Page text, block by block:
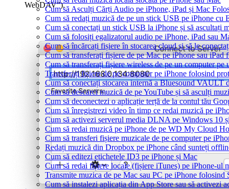
Cum să Asculți Cărți Audio pe iPhone, iPad și Mac
Cum să redați muzică de pe un stick USB pe iPhone cu
Cum să conectați un stick USB la iPhone și să ascultați
Cum să folosiți egalizatorul audio pe iPhone, iPad sau
Cum să încărcați fișiere în stocarea cloud și să le
Cum să transferați fișiere de pe Mac pe iPhone sau iPad
Cum să transferați fișiere wireless de pe un computer
Transferați fișiere de pe computer pe iPhone folosind
Cum să conectați stocarea internă a Bluesound VAULT
Cum să descarci muzică de pe YouTube și să asculți
Cum să deconectezi o aplicație terță de la contul tău
Cum să înregistrezi video în timp ce redai muzică pe
Cum să activezi serverul media DLNA pe Windows 10
Cum să redai muzică pe iPhone de pe WD My Cloud
Cum să transferi fișiere muzicale de pe computer pe
Redați muzică din Dropbox pe iPhone când sunteți
Cum să editezi etichetele ID3 pe iPhone și Mac
Cum să redai fișiere locale (fișiere iTunes) pe iPhone-ul
Transmite muzica de pe Mac sau PC pe iPhone folosind
Cum să instalezi aplicația din App Store sau să activezi
WebDAV”).